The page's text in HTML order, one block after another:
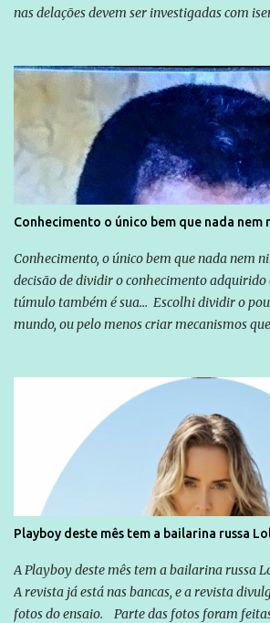
nas delações devem ser investigadas com
Globo manteve com o Grupo Odebrecht,
Emílio Odebrecht. Lula sempre atuou para
exterior, e não para promover determinadas
empresários" Assina a nota o advogado
Conhecimento o único bem que nada nem
Conhecimento, o único bem que nada nem
decisão de dividir o conhecimento adquirido
túmulo também é sua... Escolhi dividir o
mundo, ou pelo menos criar mecanismos
empreendedor da comunicação, que além
cotidiana, corriqueira e cada vez mais
você já esta acostumado a ver neste espaço,
que possibilite distribuir não só informações,
forma consistente a riqueza do
cidadão brasileiro não precisa só ser
da Lava Jato, Reformas que podem retirar ou
quem vai ser preso ou não; é preciso levar até
simples ao mais burguês, o que diz a nossa
seus direitos e deveres em ...
Playboy deste mês tem a bailarina russa
A Playboy deste mês tem a bailarina russa
A revista já está nas bancas, e a revista
fotos do ensaio. Parte das fotos foram